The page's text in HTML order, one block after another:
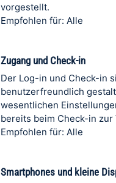
vorgestellt.
Empfohlen für: Alle
Zugang und Check-in
Der Log-in und Check-in
benutzerfreundlich
wesentlichen
bereits beim Check-in zur
Empfohlen für: Alle
Smartphones und kleine